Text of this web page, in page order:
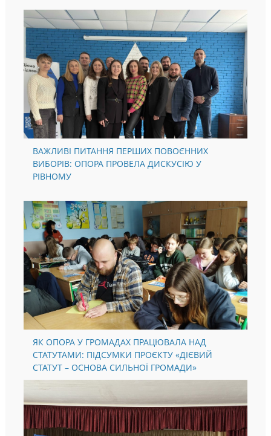
ВАЖЛИВІ ПИТАННЯ ПЕРШИХ ПОВОЄННИХ
ВИБОРІВ: ОПОРА ПРОВЕЛА ДИСКУСІЮ У
РІВНОМУ
ЯК ОПОРА У ГРОМАДАХ ПРАЦЮВАЛА НАД
СТАТУТАМИ: ПІДСУМКИ ПРОЄКТУ «ДІЄВИЙ
СТАТУТ – ОСНОВА СИЛЬНОЇ ГРОМАДИ»